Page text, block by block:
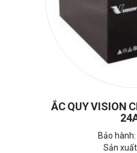
ẮC QUY VISION
Bảo
Sản